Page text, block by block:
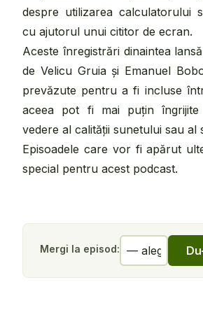
despre utilizarea calculatorului
cu ajutorul unui cititor de ecran.
Aceste înregistrări dinaintea
de Velicu Gruia și Emanuel
prevăzute pentru a fi incluse
aceea pot fi mai puțin
vedere al calității sunetului sau al
Episoadele care vor fi apărut
special pentru acest podcast.
Mergi la episod: